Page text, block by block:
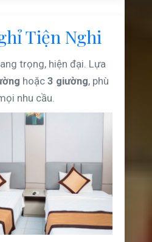
Tiện Nghi
trọng, hiện đại. Lựa
hoặc 3 giường, phù
nhu cầu.